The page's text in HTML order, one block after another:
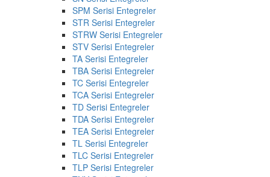
SPM Serisi Entegreler
STR Serisi Entegreler
STRW Serisi Entegreler
STV Serisi Entegreler
TA Serisi Entegreler
TBA Serisi Entegreler
TC Serisi Entegreler
TCA Serisi Entegreler
TD Serisi Entegreler
TDA Serisi Entegreler
TEA Serisi Entegreler
TL Serisi Entegreler
TLC Serisi Entegreler
TLP Serisi Entegreler